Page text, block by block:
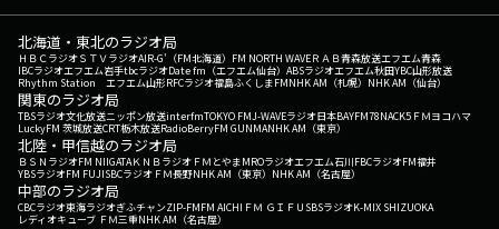
北海道・東北のラジオ局
ＨＢＣラジオＳＴＶラジオAIR-G'（FM北海道） FM NORTH WAVEＲＡＢ青森放送エフエム青森
IBCラジオエフエム岩手tbcラジオDate fm（エフエム仙台） ABSラジオエフエム秋田YBC山形放送
Rhythm Station エフエム山形RFCラジオ福島ふくしまFMNHK AM（札幌） NHK AM（仙台）
関東のラジオ局
TBSラジオ文化放送ニッポン放送interfmTOKYO FMJ-WAVEラジオ日本BAYFM78NACK5 ＦＭヨコハマ
LuckyFM 茨城放送CRT栃木放送RadioBerryFM GUNMANHK AM（東京）
北陸・甲信越のラジオ局
ＢＳＮラジオFM NIIGATAＫＮＢラジオ ＦＭとやまMROラジオエフエム石川FBCラジオFM福井
YBSラジオFM FUJISBCラジオ ＦＭ長野NHK AM（東京） NHK AM（名古屋）
中部のラジオ局
CBCラジオ東海ラジオぎふチャンZIP-FMFM AICHI ＦＭ ＧＩＦＵ SBSラジオK-MIX SHIZUOKA
レディオキューブ ＦＭ三重NHK AM（名古屋）